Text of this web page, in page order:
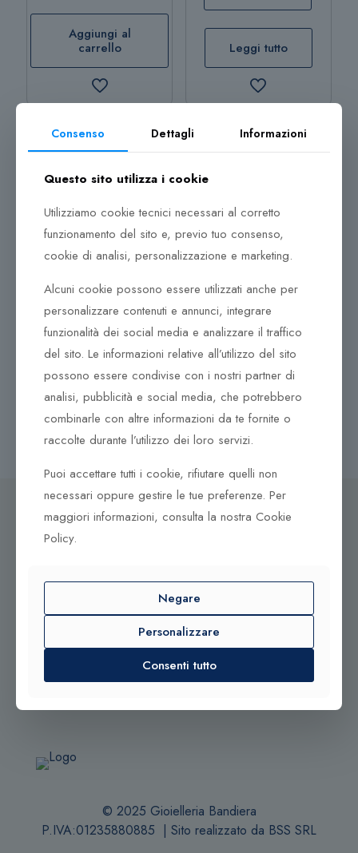
Aggiungi al
carrello
Leggi tutto
Hamilton Khaki Aviation
H77616533
1.945,00€
carrello
Aggiungi al
Corso Italia, 161
Tel. +39 0932 683156
97100 Ragusa RG
Corso Vittorio Emanuele 79/A
Tel. +39 0933 942394
© 2025 Gioielleria Bandiera
P.IVA:01235880885 | Sito realizzato da BSS SRL
Consenso Dettagli Informazioni
Questo sito utilizza i cookie
Utilizziamo cookie tecnici necessari al corretto
funzionamento del sito e, previo tuo consenso,
cookie di analisi, personalizzazione e marketing.
Alcuni cookie possono essere utilizzati anche per
personalizzare contenuti e annunci, integrare
funzionalità dei social media e analizzare il traffico
del sito. Le informazioni relative all’utilizzo del sito
possono essere condivise con i nostri partner di
analisi, pubblicità e social media, che potrebbero
combinarle con altre informazioni da te fornite o
raccolte durante l’utilizzo dei loro servizi.
Puoi accettare tutti i cookie, rifiutare quelli non
necessari oppure gestire le tue preferenze. Per
maggiori informazioni, consulta la nostra Cookie
Policy.
Negare
Personalizzare
Consenti tutto